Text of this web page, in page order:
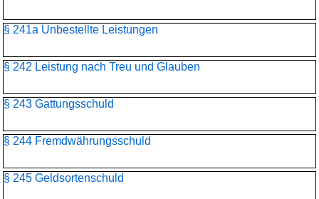
§ 241a Unbestellte Leistungen
§ 242 Leistung nach Treu und Glauben
§ 243 Gattungsschuld
§ 244 Fremdwährungsschuld
§ 245 Geldsortenschuld